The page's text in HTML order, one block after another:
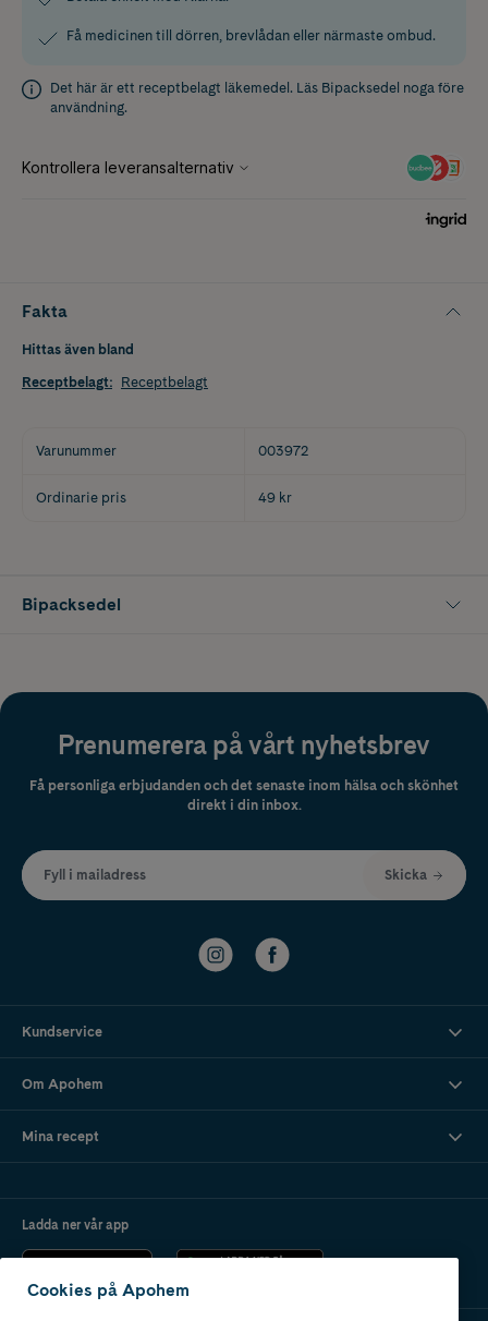
Få medicinen till dörren, brevlådan eller närmaste ombud.
Det här är ett receptbelagt läkemedel. Läs Bipacksedel noga före
användning.
Fakta
Hittas även bland
Receptbelagt: Receptbelagt
Varunummer 003972
Ordinarie pris 49 kr
Bipacksedel
Prenumerera på vårt nyhetsbrev
Få personliga erbjudanden och det senaste inom hälsa och skönhet
direkt i din inbox.
Fyll i mailadress Skicka
Kundservice
Om Apohem
Mina recept
Ladda ner vår app
Cookies på Apohem